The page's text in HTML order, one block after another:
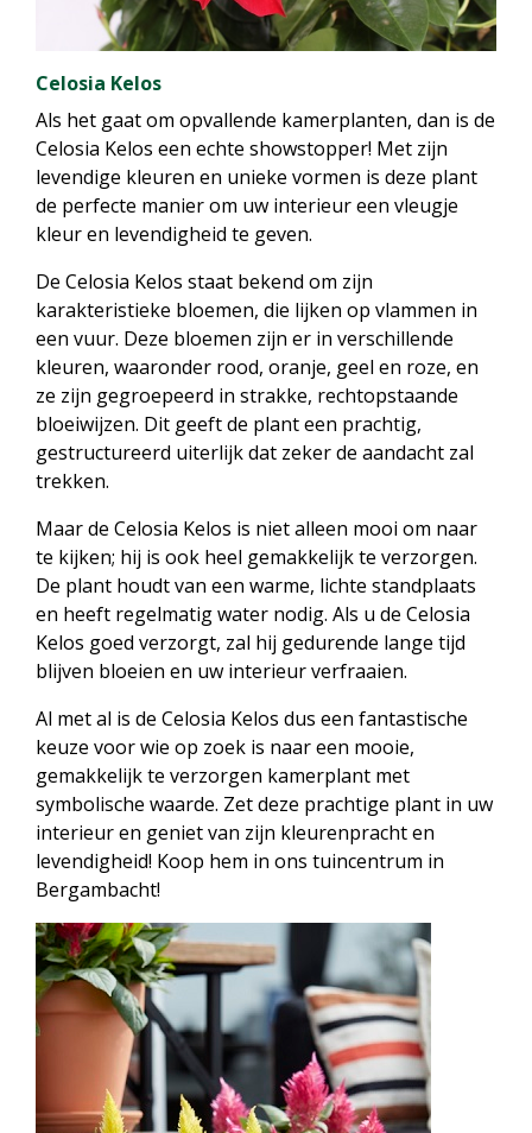
Celosia Kelos
Als het gaat om opvallende kamerplanten, dan is de
Celosia Kelos een echte showstopper! Met zijn
levendige kleuren en unieke vormen is deze plant
de perfecte manier om uw interieur een vleugje
kleur en levendigheid te geven.
De Celosia Kelos staat bekend om zijn
karakteristieke bloemen, die lijken op vlammen in
een vuur. Deze bloemen zijn er in verschillende
kleuren, waaronder rood, oranje, geel en roze, en
ze zijn gegroepeerd in strakke, rechtopstaande
bloeiwijzen. Dit geeft de plant een prachtig,
gestructureerd uiterlijk dat zeker de aandacht zal
trekken.
Maar de Celosia Kelos is niet alleen mooi om naar
te kijken; hij is ook heel gemakkelijk te verzorgen.
De plant houdt van een warme, lichte standplaats
en heeft regelmatig water nodig. Als u de Celosia
Kelos goed verzorgt, zal hij gedurende lange tijd
blijven bloeien en uw interieur verfraaien.
Al met al is de Celosia Kelos dus een fantastische
keuze voor wie op zoek is naar een mooie,
gemakkelijk te verzorgen kamerplant met
symbolische waarde. Zet deze prachtige plant in uw
interieur en geniet van zijn kleurenpracht en
levendigheid! Koop hem in ons tuincentrum in
Bergambacht!